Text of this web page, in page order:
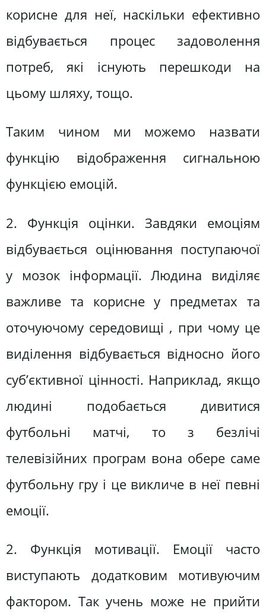
корисне для неї, наскільки ефективно
відбувається процес задоволення
потреб, які існують перешкоди на
цьому шляху, тощо.
Таким чином ми можемо назвати
функцію відображення сигнальною
функцією емоцій.
2. Функція оцінки. Завдяки емоціям
відбувається оцінювання поступаючої
у мозок інформації. Людина виділяє
важливе та корисне у предметах та
оточуючому середовищі , при чому це
виділення відбувається відносно його
суб’єктивної цінності. Наприклад, якщо
людині подобається дивитися
футбольні матчі, то з безлічі
телевізійних програм вона обере саме
футбольну гру і це викличе в неї певні
емоції.
2. Функція мотивації. Емоції часто
виступають додатковим мотивуючим
фактором. Так учень може не прийти